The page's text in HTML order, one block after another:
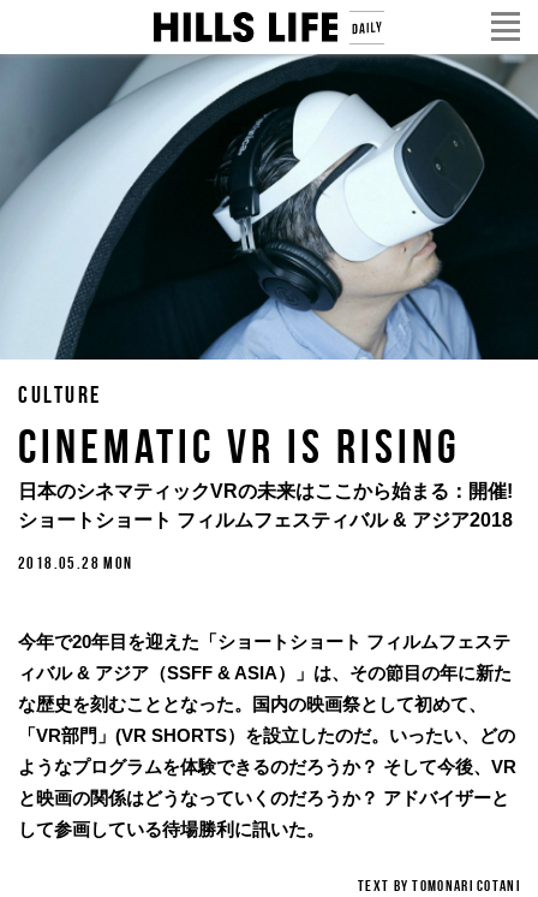
CULTURE
CINEMATIC VR IS RISING
日本のシネマティックVRの未来はここから始まる：開催!
ショートショート フィルムフェスティバル & アジア2018
2018.05.28 MON
今年で20年目を迎えた「ショートショート フィルムフェステ
ィバル & アジア（SSFF & ASIA）」は、その節目の年に新た
な歴史を刻むこととなった。国内の映画祭として初めて、
「VR部門」(VR SHORTS）を設立したのだ。いったい、どの
ようなプログラムを体験できるのだろうか？ そして今後、VR
と映画の関係はどうなっていくのだろうか？ アドバイザーと
して参画している待場勝利に訊いた。
TEXT BY TOMONARI COTANI